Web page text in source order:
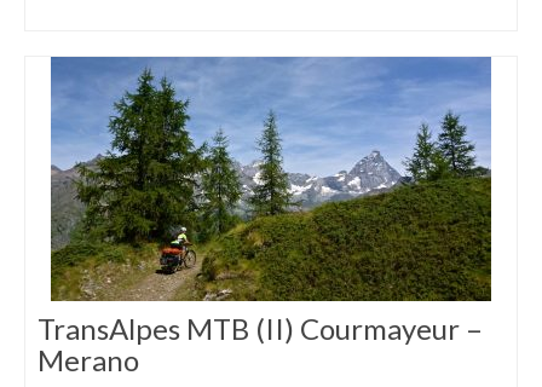
TransAlpes MTB (II) Courmayeur –
Merano